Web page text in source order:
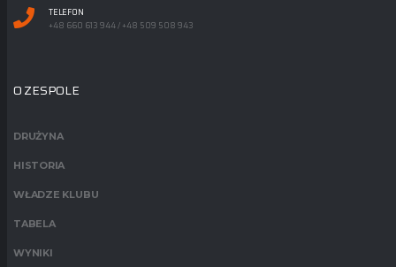
TELEFON
+48 660 613 944 / +48 509 508 943
O ZESPOLE
DRUŻYNA
HISTORIA
WŁADZE KLUBU
TABELA
WYNIKI